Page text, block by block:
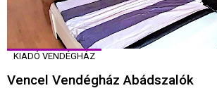
KIADÓ VENDÉGHÁZ
Vencel Vendégház Abádszalók